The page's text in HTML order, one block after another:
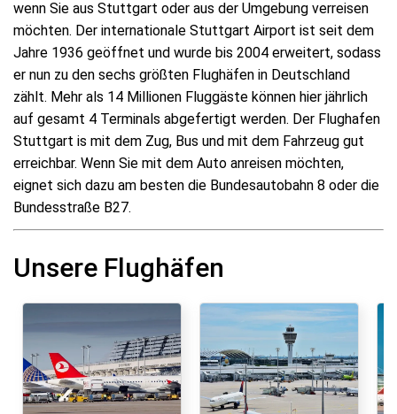
wenn Sie aus Stuttgart oder aus der Umgebung verreisen
möchten. Der internationale Stuttgart Airport ist seit dem
Jahre 1936 geöffnet und wurde bis 2004 erweitert, sodass
er nun zu den sechs größten Flughäfen in Deutschland
zählt. Mehr als 14 Millionen Fluggäste können hier jährlich
auf gesamt 4 Terminals abgefertigt werden. Der Flughafen
Stuttgart is mit dem Zug, Bus und mit dem Fahrzeug gut
erreichbar. Wenn Sie mit dem Auto anreisen möchten,
eignet sich dazu am besten die Bundesautobahn 8 oder die
Bundesstraße B27.
Unsere Flughäfen